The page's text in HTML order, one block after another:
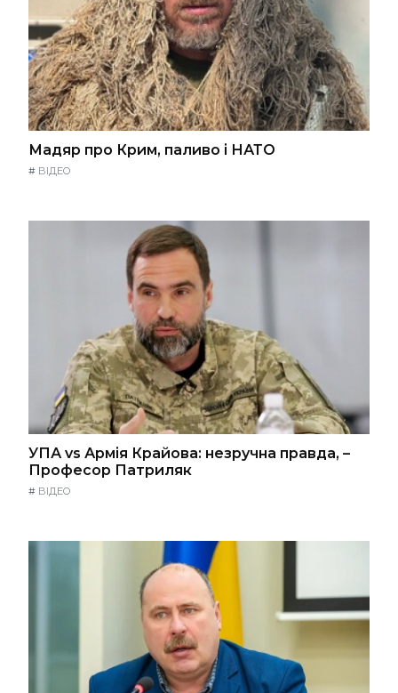
Мадяр про Крим, паливо і НАТО
# ВІДЕО
УПА vs Армія Крайова: незручна правда, –
Професор Патриляк
# ВІДЕО